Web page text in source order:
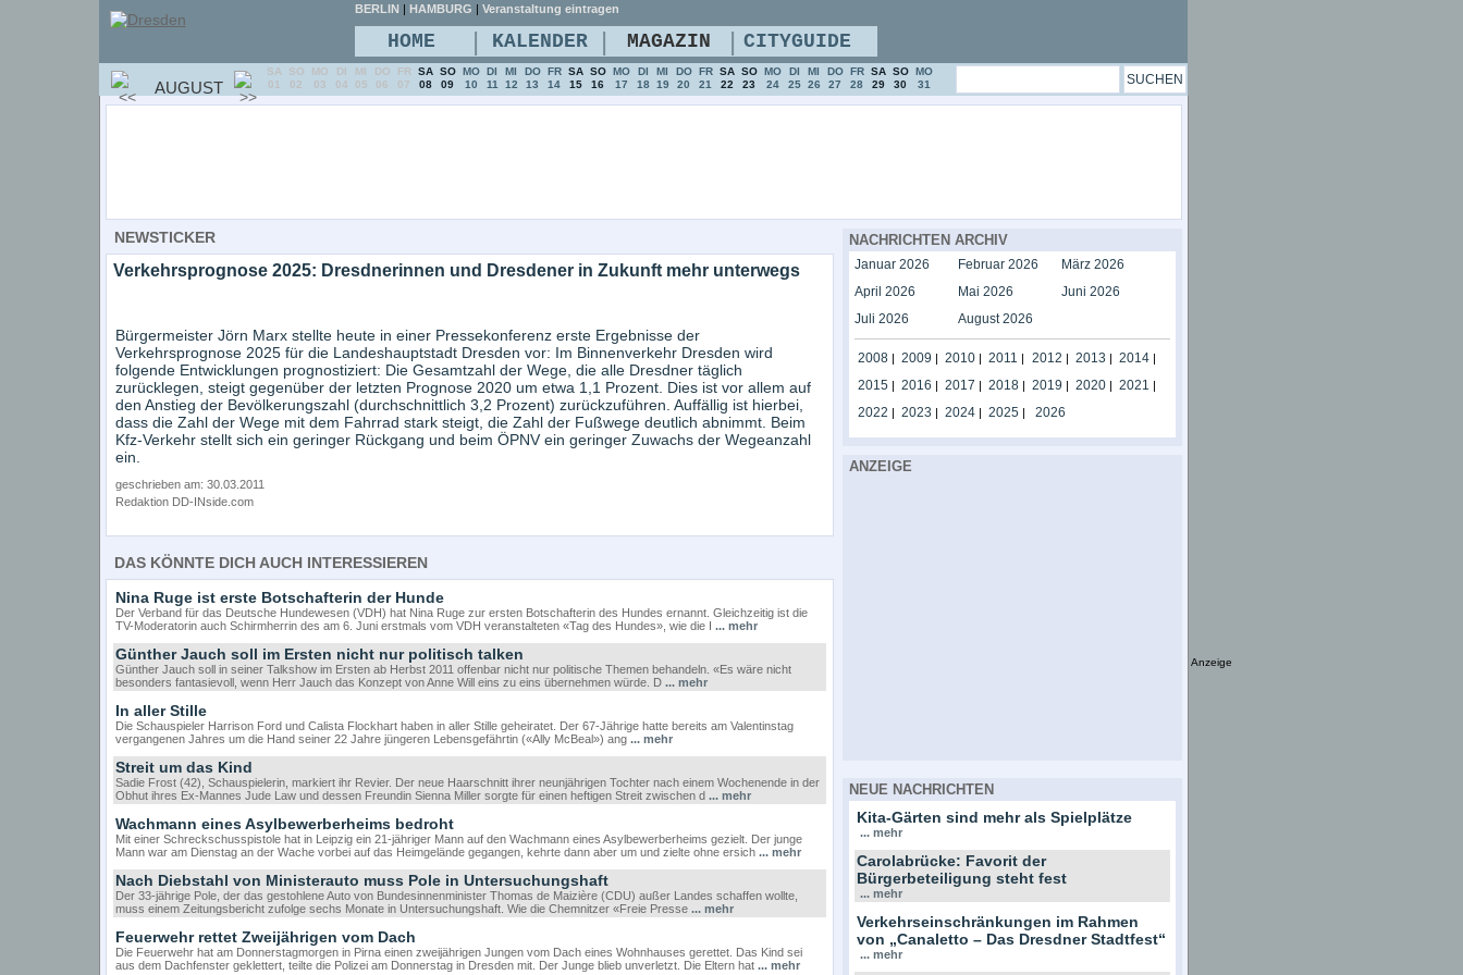
NEWSTICKER
Verkehrsprognose 2025: Dresdnerinnen und Dresdener in Zukunft mehr unterwegs
Bürgermeister Jörn Marx stellte heute in einer Pressekonferenz erste Ergebnisse der
Verkehrsprognose 2025 für die Landeshauptstadt Dresden vor: Im Binnenverkehr Dresden wird
folgende Entwicklungen prognostiziert: Die Gesamtzahl der Wege, die alle Dresdner täglich
zurücklegen, steigt gegenüber der letzten Prognose 2020 um etwa 1,1 Prozent. Dies ist vor allem auf
den Anstieg der Bevölkerungszahl (durchschnittlich 3,2 Prozent) zurückzuführen. Auffällig ist hierbei,
dass die Zahl der Wege mit dem Fahrrad stark steigt, die Zahl der Fußwege deutlich abnimmt. Beim
Kfz-Verkehr stellt sich ein geringer Rückgang und beim ÖPNV ein geringer Zuwachs der Wegeanzahl
ein.
geschrieben am: 30.03.2011
Redaktion DD-INside.com
DAS KÖNNTE DICH AUCH INTERESSIEREN
Nina Ruge ist erste Botschafterin der Hunde
Der Verband für das Deutsche Hundewesen (VDH) hat Nina Ruge zur ersten Botschafterin des Hundes ernannt. Gleichzeitig ist die
TV-Moderatorin auch Schirmherrin des am 6. Juni erstmals vom VDH veranstalteten «Tag des Hundes», wie die I ... mehr
Günther Jauch soll im Ersten nicht nur politisch talken
Günther Jauch soll in seiner Talkshow im Ersten ab Herbst 2011 offenbar nicht nur politische Themen behandeln. «Es wäre nicht
besonders fantasievoll, wenn Herr Jauch das Konzept von Anne Will eins zu eins übernehmen würde. D ... mehr
In aller Stille
Die Schauspieler Harrison Ford und Calista Flockhart haben in aller Stille geheiratet. Der 67-Jährige hatte bereits am Valentinstag
vergangenen Jahres um die Hand seiner 22 Jahre jüngeren Lebensgefährtin («Ally McBeal») ang ... mehr
Streit um das Kind
Sadie Frost (42), Schauspielerin, markiert ihr Revier. Der neue Haarschnitt ihrer neunjährigen Tochter nach einem Wochenende in der
Obhut ihres Ex-Mannes Jude Law und dessen Freundin Sienna Miller sorgte für einen heftigen Streit zwischen d ... mehr
Wachmann eines Asylbewerberheims bedroht
Mit einer Schreckschusspistole hat in Leipzig ein 21-jähriger Mann auf den Wachmann eines Asylbewerberheims gezielt. Der junge
Mann war am Dienstag an der Wache vorbei auf das Heimgelände gegangen, kehrte dann aber um und zielte ohne ersich ... mehr
Nach Diebstahl von Ministerauto muss Pole in Untersuchungshaft
Der 33-jährige Pole, der das gestohlene Auto von Bundesinnenminister Thomas de Maizière (CDU) außer Landes schaffen wollte,
muss einem Zeitungsbericht zufolge sechs Monate in Untersuchungshaft. Wie die Chemnitzer «Freie Presse ... mehr
Feuerwehr rettet Zweijährigen vom Dach
Die Feuerwehr hat am Donnerstagmorgen in Pirna einen zweijährigen Jungen vom Dach eines Wohnhauses gerettet. Das Kind sei
aus dem Dachfenster geklettert, teilte die Polizei am Donnerstag in Dresden mit. Der Junge blieb unverletzt. Die Eltern hat ... mehr
NACHRICHTEN ARCHIV
Januar 2026 Februar 2026
März 2026
April 2026
Mai 2026
Juni 2026
Juli 2026
August 2026
2008| 2009 | 2010| 2011 | 2012 | 2013 | 2014|
2015| 2016 | 2017 | 2018| 2019 | 2020| 2021 |
2022 | 2023 | 2024| 2025| 2026
ANZEIGE
NEUE NACHRICHTEN
Kita-Gärten sind mehr als Spielplätze
... mehr
Carolabrücke: Favorit der
Bürgerbeteiligung steht fest
... mehr
Verkehrseinschränkungen im Rahmen
von „Canaletto – Das Dresdner Stadtfest“
... mehr
BERLIN | HAMBURG | Veranstaltung eintragen
HOME | KALENDER | MAGAZIN | CITYGUIDE
AUGUST
SA
01
SO
02
MO
03
DI
04
MI
05
DO
06
FR
07
SA
08
SO
09
MO
10
DI
11
MI
12
DO
13
FR
14
SA
15
SO
16
MO
17
DI
18
MI
19
DO
20
FR
21
SA
22
SO
23
MO
24
DI
25
MI
26
DO
27
FR
28
SA
29
SO
30
MO
31
Anzeige